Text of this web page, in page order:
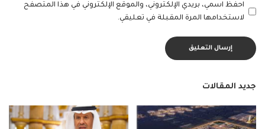
احفظ اسمي، بريدي الإلكتروني، والموقع الإلكتروني في هذا المتصفح
لاستخدامها المرة المقبلة في تعليقي.
جديد المقالات